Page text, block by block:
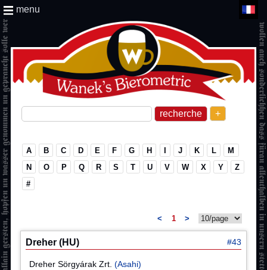
+
menu
A B C D E F G H I J K L
M
N
O P Q R S T U V W X Y
Z
#
< 1 >
Dreher (HU) #43
Dreher Sörgyárak Zrt.(Asahi)